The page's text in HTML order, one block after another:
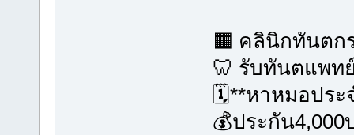
🟧 คลินิกทันตก
🦷 รับทันตแพท
🗓️**หาหมอประ
💰ประกัน4,000